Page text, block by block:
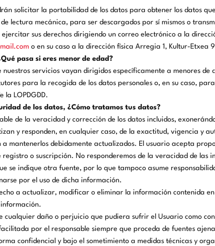
solicitar la portabilidad de los datos para obtener los datos
lectura mecánica, para ser descargados por sí mismos o
sus derechos dirigiendo un correo electrónico a la
o en su caso a la dirección física Arregia 1, Kultur-Etxea
pasa si eres menor de edad?
nuestros servicios vayan dirigidos específicamente a menores de
para la recogida de los datos personales o, en su caso,
la LOPDGDD.
de los datos, ¿Cómo tratamos tus datos?
de la veracidad y corrección de los datos incluidos,
y responden, en cualquier caso, de la exactitud, vigencia y
a mantenerlos debidamente actualizados. El usuario acepta
o suscripción. No responderemos de la veracidad de las
se indique otra fuente, por lo que tampoco asume
por el uso de dicha información.
a actualizar, modificar o eliminar la información contenida
cualquier daño o perjuicio que pudiera sufrir el Usuario como
por el responsable siempre que proceda de fuentes
confidencial y bajo el sometimiento a medidas técnicas y